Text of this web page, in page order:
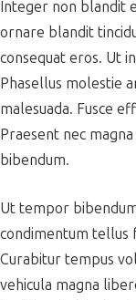
Integer non blandit
ornare blandit
consequat eros. Ut
Phasellus molestie
malesuada. Fusce
Praesent nec
bibendum.
Ut tempor
condimentum tellus
Curabitur tempus
vehicula magna